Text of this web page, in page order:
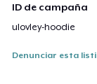
ID de campaña
ulovley-hoodie
Denunciar esta